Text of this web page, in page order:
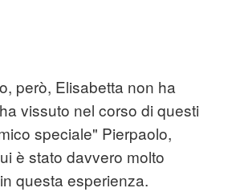
però, Elisabetta non ha
vissuto nel corso di questi
speciale" Pierpaolo,
è stato davvero molto
questa esperienza.